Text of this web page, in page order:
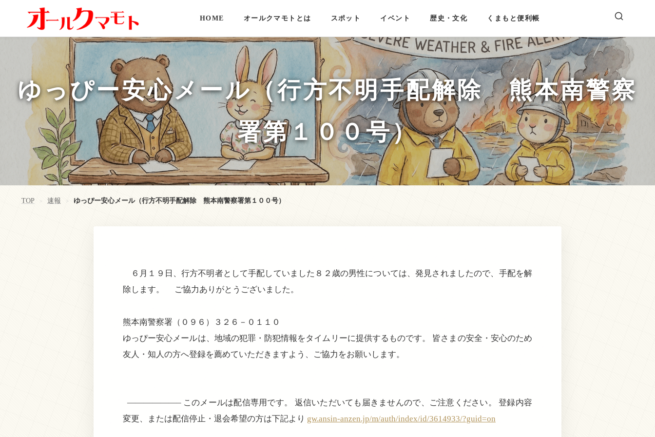
HOME オールクマモトとは スポット イベント 歴史・文化 くまもと便利帳
ゆっぴー安心メール（行方不明手配解除 熊本南警察
署第１００号）
TOP > 速報 > ゆっぴー安心メール（行方不明手配解除 熊本南警察署第１００号）
６月１９日、行方不明者として手配していました８２歳の男性については、発見されましたので、手配を解
除します。 ご協力ありがとうございました。
熊本南警察署（０９６）３２６－０１１０
ゆっぴー安心メールは、地域の犯罪・防犯情報をタイムリーに提供するものです。 皆さまの安全・安心のため
友人・知人の方へ登録を薦めていただきますよう、ご協力をお願いします。
——————– このメールは配信専用です。 返信いただいても届きませんので、ご注意ください。 登録内容
変更、または配信停止・退会希望の方は下記より gw.ansin-anzen.jp/m/auth/index/id/3614933/?guid=on